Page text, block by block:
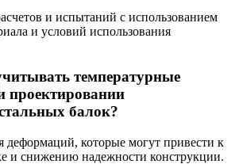
и испытаний с использованием
и условий использования
температурные
проектировании
балок?
деформаций, которые могут привести к
и снижению надежности конструкции.